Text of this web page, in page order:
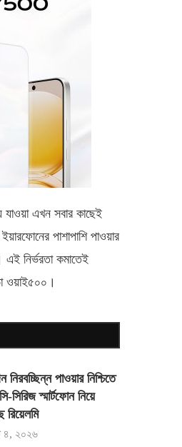
যাওয়া এখন সবার কাছেই
পাশাপাশি পাওয়ার
এই নির্ভরতা কমাতেই
ওয়াই৫০০ ।
নিরবচ্ছিন্ন পাওয়ার নিশ্চিতে
সিরিজ স্মার্টফোন নিয়ে
৪, ২০২৬